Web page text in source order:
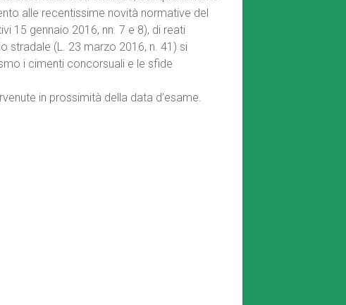
alle recentissime novità normative del
15 gennaio 2016, nn. 7 e 8), di reati
stradale (L. 23 marzo 2016, n. 41) si
i cimenti concorsuali e le sfide
in prossimità della data d’esame.